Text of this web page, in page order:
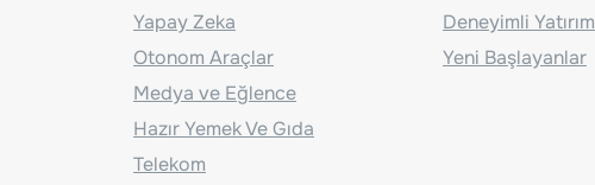
Yapay Zeka
Otonom Araçlar
Medya ve Eğlence
Hazır Yemek Ve Gıda
Telekom
Deneyimli
Yeni Başlayanlar